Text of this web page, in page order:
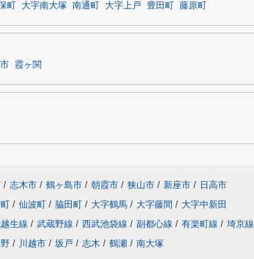
町 大字南大塚 南通町 大字上戸 豊田町 藤原町
霞ヶ関
/ 志木市 / 鶴ヶ島市 / 朝霞市 / 狭山市 / 新座市 / 日高市
/ 仙波町 / 脇田町 / 大字鶴馬 / 大字藤間 / 大字中新田
生線 / 武蔵野線 / 西武池袋線 / 副都心線 / 有楽町線 / 埼京線
/ 川越市 / 坂戸 / 志木 / 鶴瀬 / 南大塚